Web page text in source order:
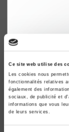
Ce site web utilise des
Les cookies nous
fonctionnalités relatives
également des
sociaux, de publicité et
informations que vous
de leurs services.
L'enjeu
François